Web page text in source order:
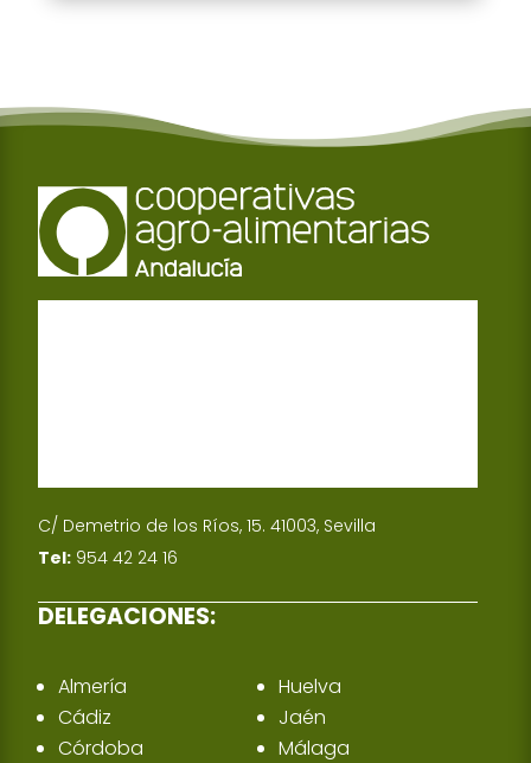
C/ Demetrio de los Ríos, 15. 41003, Sevilla
Tel: 954 42 24 16
DELEGACIONES:
Almería
Cádiz
Córdoba
Huelva
Jaén
Málaga